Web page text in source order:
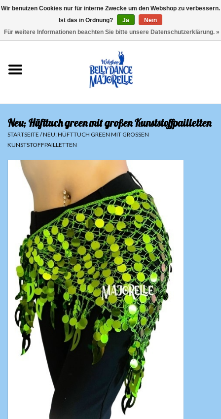
Sale
Sets
Oberteile
Röcke und Hosen
Hüfttücher
Schleier
Bauchtanzkostüme
Zubehör
Tribal dance
Catsuits / Saidi & Hagalla
Kleider
Yoga Kleidung
Neu; Hüfttuch green mit großen Kunststoffpailletten
STARTSEITE /NEU; HÜFTTUCH GREEN MIT GROSSEN K
UNSTSTOFFPAILLETTEN
Wir benutzen Cookies nur für interne Zwecke um den Webshop zu verbessern.
Ist das in Ordnung?
Ja
Nein
Für weitere Informationen beachten Sie bitte unsere Datenschutzerklärung. »